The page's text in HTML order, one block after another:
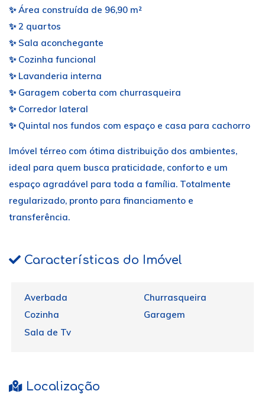
✨ Área construída de 96,90 m²
✨ 2 quartos
✨ Sala aconchegante
✨ Cozinha funcional
✨ Lavanderia interna
✨ Garagem coberta com churrasqueira
✨ Corredor lateral
✨ Quintal nos fundos com espaço e casa para cachorro
Imóvel térreo com ótima distribuição dos ambientes,
ideal para quem busca praticidade, conforto e um
espaço agradável para toda a família. Totalmente
regularizado, pronto para financiamento e
transferência.
Características do Imóvel
Averbada
Churrasqueira
Cozinha
Garagem
Sala de Tv
Localização